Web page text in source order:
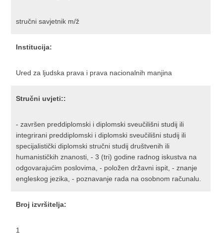
stručni savjetnik m/ž
Institucija:
Ured za ljudska prava i prava nacionalnih manjina
Stručni uvjeti::
- završen preddiplomski i diplomski sveučilišni studij ili
integrirani preddiplomski i diplomski sveučilišni studij ili
specijalistički diplomski stručni studij društvenih ili
humanističkih znanosti, - 3 (tri) godine radnog iskustva na
odgovarajućim poslovima, - položen državni ispit, - znanje
engleskog jezika, - poznavanje rada na osobnom računalu.
Broj izvršitelja:
1